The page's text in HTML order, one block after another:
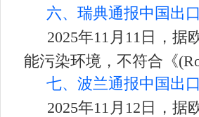
六、瑞典通报中国出
2025年11月11日，
能污染环境，不符合《
七、波兰通报中国出
2025年11月12日，